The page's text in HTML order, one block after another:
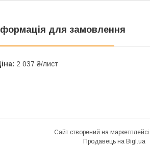
для замовлення
2 037 ₴/лист
Сайт створений на маркетплейсі
Продавець на Bigl.ua